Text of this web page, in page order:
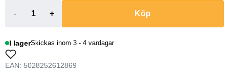
- + Köp
I lagerSkickas inom 3 - 4 vardagar
EAN: 5028252612869